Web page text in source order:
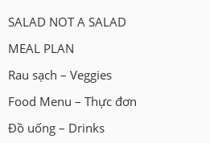
SALAD NOT A SALAD
MEAL PLAN
Rau sạch – Veggies
Food Menu – Thực đơn
Đồ uống – Drinks